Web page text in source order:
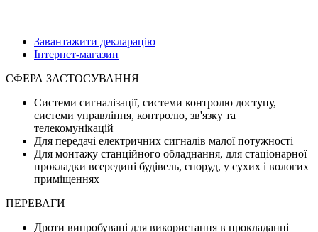
Завантажити декларацію
Інтернет-магазин
СФЕРА ЗАСТОСУВАННЯ
Системи сигналізації, системи контролю доступу,
системи управління, контролю, зв'язку та
телекомунікацій
Для передачі електричних сигналів малої потужності
Для монтажу станційного обладнання, для стаціонарної
прокладки всередині будівель, споруд, у сухих і вологих
приміщеннях
ПЕРЕВАГИ
Дроти випробувані для використання в прокладанні